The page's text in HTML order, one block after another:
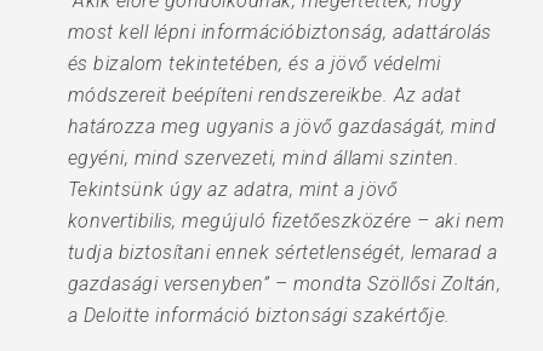
most kell lépni információbiztonság, adattárolás
és bizalom tekintetében, és a jövő védelmi
módszereit beépíteni rendszereikbe. Az adat
határozza meg ugyanis a jövő gazdaságát, mind
egyéni, mind szervezeti, mind állami szinten.
Tekintsünk úgy az adatra, mint a jövő
konvertibilis, megújuló fizetőeszközére – aki nem
tudja biztosítani ennek sértetlenségét, lemarad a
gazdasági versenyben” – mondta Szöllősi Zoltán,
a Deloitte információ biztonsági szakértője.